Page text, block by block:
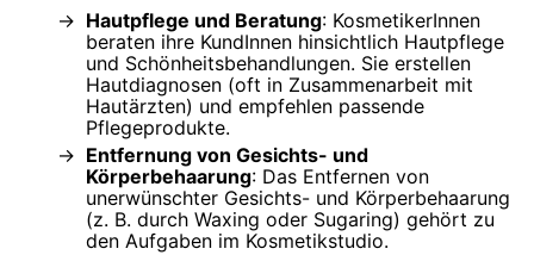
Hautpflege und Beratung: KosmetikerInnen
beraten ihre KundInnen hinsichtlich Hautpflege
und Schönheitsbehandlungen. Sie erstellen
Hautdiagnosen (oft in Zusammenarbeit mit
Hautärzten) und empfehlen passende
Pflegeprodukte.
Entfernung von Gesichts- und
Körperbehaarung: Das Entfernen von
unerwünschter Gesichts- und Körperbehaarung
(z. B. durch Waxing oder Sugaring) gehört zu
den Aufgaben im Kosmetikstudio.